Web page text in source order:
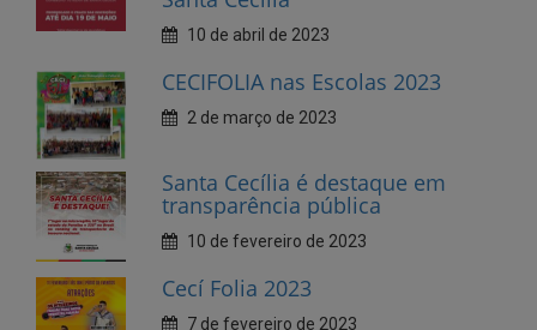
2 de março de 2023
Santa Cecília é destaque em
transparência pública
Cecí Folia 2023
7 de fevereiro de 2023
Andamento da creche